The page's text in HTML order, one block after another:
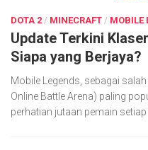
DOTA 2 / MINECRAFT / MOBILE
Update Terkini
Siapa yang Berjaya?
Mobile Legends, sebagai
Online Battle Arena) paling
perhatian jutaan pemain